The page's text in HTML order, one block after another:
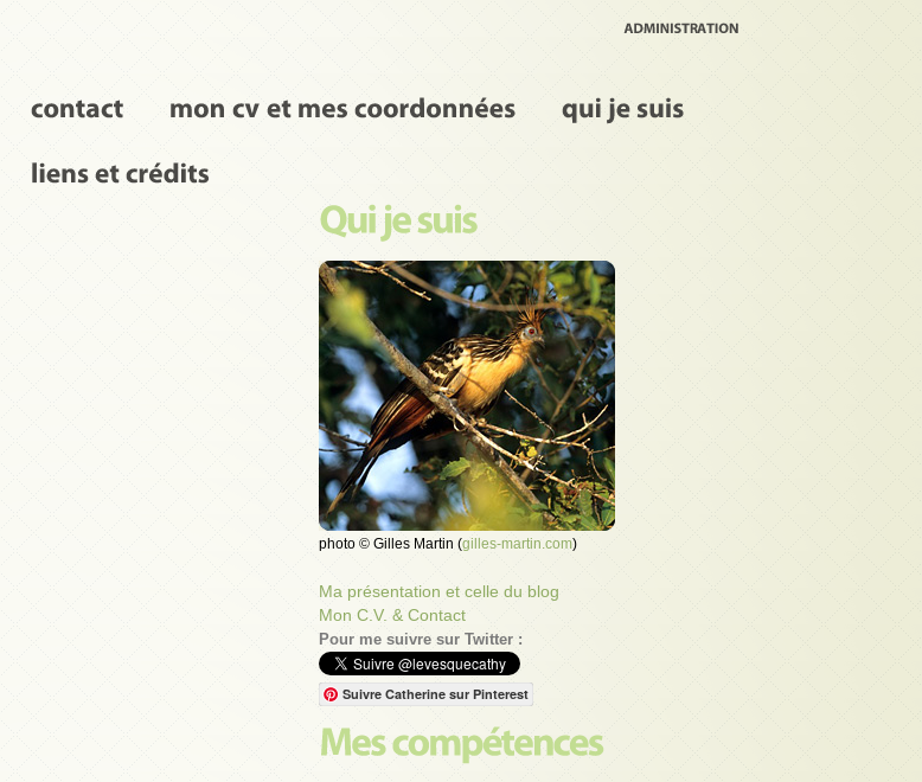
photo © Gilles Martin (gilles-martin.com)
Ma présentation et celle du blog
Mon C.V. & Contact
Pour me suivre sur Twitter :
Suivre Catherine sur Pinterest